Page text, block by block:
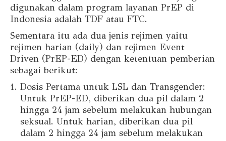
digunakan dalam program layanan PrEP di
Indonesia adalah TDF atau FTC.
Sementara itu ada dua jenis rejimen yaitu
rejimen harian (daily) dan rejimen Event
Driven (PrEP-ED) dengan ketentuan pemberian
sebagai berikut:
Dosis Pertama untuk LSL dan Transgender:
Untuk PrEP-ED, diberikan dua pil dalam 2
hingga 24 jam sebelum melakukan hubungan
seksual. Untuk harian, diberikan dua pil
dalam 2 hingga 24 jam sebelum melakukan